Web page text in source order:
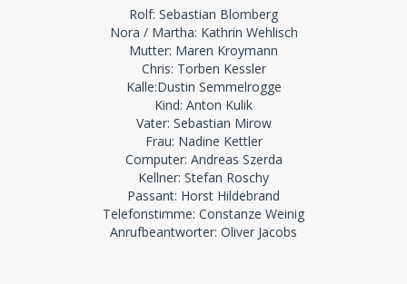
Rolf: Sebastian Blomberg
Nora / Martha: Kathrin Wehlisch
Mutter: Maren Kroymann
Chris: Torben Kessler
Kalle:Dustin Semmelrogge
Kind: Anton Kulik
Vater: Sebastian Mirow
Frau: Nadine Kettler
Computer: Andreas Szerda
Kellner: Stefan Roschy
Passant: Horst Hildebrand
Telefonstimme: Constanze Weinig
Anrufbeantworter: Oliver Jacobs